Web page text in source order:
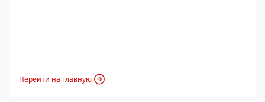
Перейти на главную